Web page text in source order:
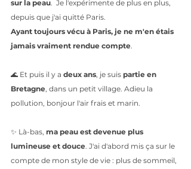
sur la peau .  Je l'expérimente de plus en plus,
depuis que j'ai quitté Paris.
Ayant toujours vécu à Paris, je ne m'en étais
jamais vraiment rendue compte
🌊 Et puis il y a deux ans, je suis partie en
Bretagne, dans un petit village. Adieu la
pollution, bonjour l'air frais et marin.
✨ Là-bas, ma peau est devenue plus
lumineuse et douce . J'ai d'abord mis ça sur le
compte de mon style de vie : plus de sommeil,